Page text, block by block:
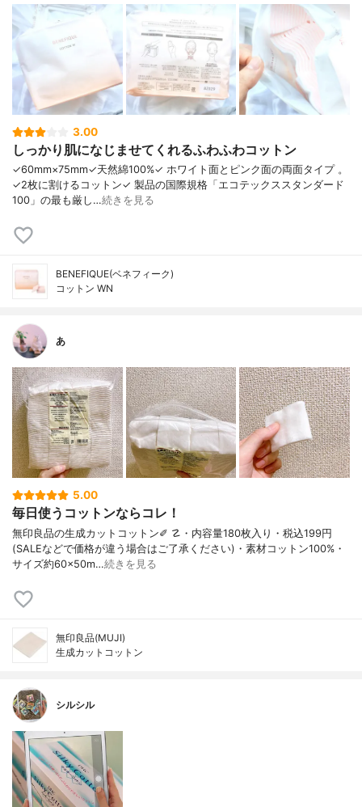
3.00
しっかり肌になじませてくれるふわふわコットン
✓60mm×75mm✓天然綿100%✓ ホワイト面とピンク面の両面タイプ 。
✓2枚に割けるコットン✓ 製品の国際規格「エコテックススタンダード
100」の最も厳し…続きを見る
BENEFIQUE(ベネフィーク)
コットン WN
あ
5.00
毎日使うコットンならコレ！
無印良品の生成カットコットン✐ ☡・内容量180枚入り・税込199円
(SALEなどで価格が違う場合はご了承ください)・素材コットン100%・
サイズ約60×50m…続きを見る
無印良品(MUJI)
生成カットコットン
シルシル